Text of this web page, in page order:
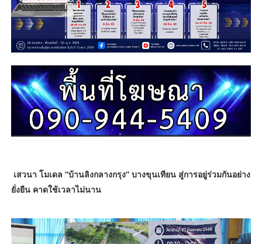
เสวนา โมเดล “บ้านลิงกลางกรุง” บางขุนเทียน สู่การอยู่ร่วมกันอย่าง
ยั่งยืน คาดใช้เวลาไม่นาน